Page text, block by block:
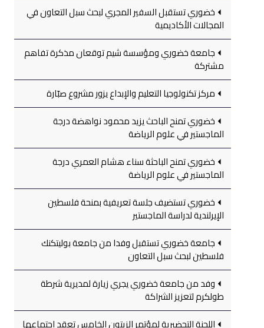
خضوري تستقبل السفير المجري لبحث سبل التعاون في
المجالات الأكاديمية
جامعة خضوري ومؤسسة شيم توقعان مذكرة تفاهم
مشتركة
مركز تكنولوجيا التعليم والإبداع يزور مشروع صبّارة
خضوري تمنح الباحث يزيد محمود نواهضة درجة
الماجستير في علوم الرياضة
خضوري تمنح الباحثة سناء هشام العمري درجة
الماجستير في علوم الرياضة
خضوري تستضيف جلسة تعريفية بمنحة فلسطين
الإيرلندية لدراسة الماجستير
جامعة خضوري تستقبل وفدا من جامعة بوليتكنك
فلسطين لبحث سبل التعاون
وفد من جامعة خضوري يجري زيارة لمديرية شرطة
طولكرم لتعزيز الشراكة
اللجنة التحضيرية لمؤتمر الزيتون الخامس تعقد اجتماعها